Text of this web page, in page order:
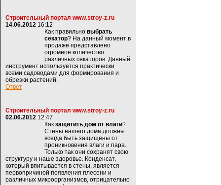
Строительный портал www.stroy-z.ru
14.06.2012 16:12
Как правильно выбрать
секатор? На данный момент в
продаже представлено
огромное количество
различных секаторов. Данный
инструмент используется практически
всеми садоводами для формирования и
обрезки растений.
Ответ
Строительный портал www.stroy-z.ru
02.06.2012 12:47
Как защитить дом от влаги?
Стены нашего дома должны
всегда быть защищены от
проникновения влаги и пара.
Только так они сохранят свою
структуру и наше здоровье. Конденсат,
который впитывается в стены, является
первопричиной появления плесени и
различных микроорганизмов, отрицательно